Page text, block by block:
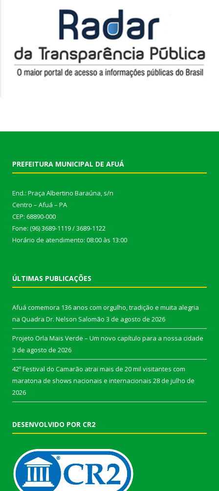
PREFEITURA MUNICIPAL DE AFUÁ
End.: Praça Albertino Baraúna, s/n
Centro – Afuá – PA
CEP: 68890-000
Fone: (96) 3689-1119 / 3689-1122
Horário de atendimento: 08:00 às 13:00
ÚLTIMAS PUBLICAÇÕES
Afuá comemora 136 anos com orgulho, tradição e muita alegria
na Quadra Dr. Nelson Salomão 3 de agosto de 2026
Projeto Orla Mais Verde – Um novo capítulo para a nossa cidade
3 de agosto de 2026
42º Festival do Camarão atrai mais de 20 mil visitantes com
maratona de shows nacionais e internacionais 28 de julho de
2026
DESENVOLVIDO POR CR2